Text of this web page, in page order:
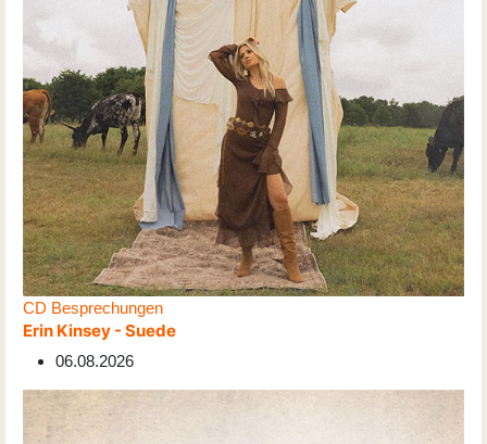
CD Besprechungen
Erin Kinsey - Suede
06.08.2026